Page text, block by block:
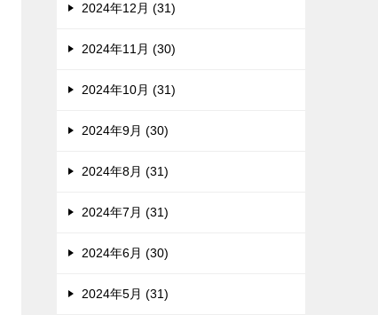
2024年12月 (31)
2024年11月 (30)
2024年10月 (31)
2024年9月 (30)
2024年8月 (31)
2024年7月 (31)
2024年6月 (30)
2024年5月 (31)